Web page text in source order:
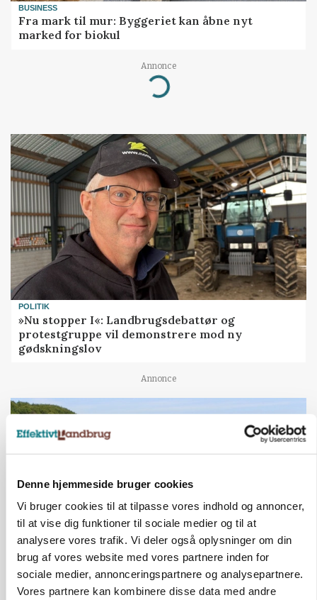
Denne hjemmeside bruger cookies
Vi bruger cookies til at tilpasse vores indhold og annoncer,
til at vise dig funktioner til sociale medier og til at
analysere vores trafik. Vi deler også oplysninger om din
brug af vores website med vores partnere inden for
sociale medier, annonceringspartnere og analysepartnere.
Vores partnere kan kombinere disse data med andre
BUSINESS
Fra mark til mur: Byggeriet kan åbne nyt
marked for biokul
Annonce
Loading...
POLITIK
»Nu stopper I«: Landbrugsdebattør og
protestgruppe vil demonstrere mod ny
gødskningslov
Annonce
KVÆG
Snart kan man søge tilskud til naturprojekter